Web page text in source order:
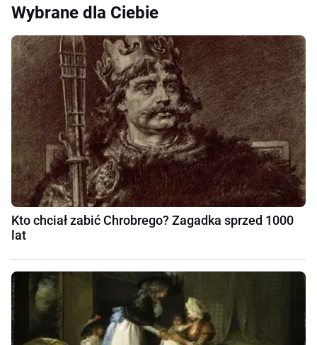
Wybrane dla Ciebie
Kto chciał zabić Chrobrego? Zagadka sprzed 1000
lat